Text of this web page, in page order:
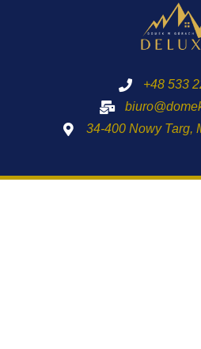
+48 533
34-400 Nowy Targ,